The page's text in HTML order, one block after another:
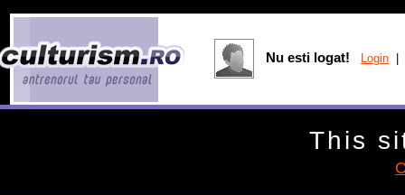
Nu esti logat! Login
This